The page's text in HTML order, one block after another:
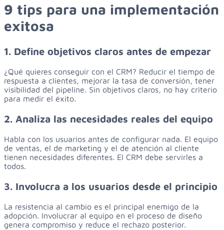
9 tips para una implementación
exitosa
1. Define objetivos claros antes de empezar
¿Qué quieres conseguir con el CRM? Reducir el tiempo de
respuesta a clientes, mejorar la tasa de conversión, tener
visibilidad del pipeline. Sin objetivos claros, no hay criterio
para medir el éxito.
2. Analiza las necesidades reales del equipo
Habla con los usuarios antes de configurar nada. El equipo
de ventas, el de marketing y el de atención al cliente
tienen necesidades diferentes. El CRM debe servirles a
todos.
3. Involucra a los usuarios desde el principio
La resistencia al cambio es el principal enemigo de la
adopción. Involucrar al equipo en el proceso de diseño
genera compromiso y reduce el rechazo posterior.